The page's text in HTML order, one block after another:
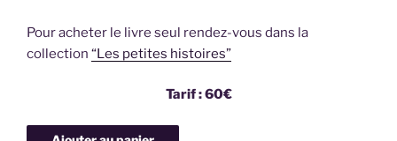
Pour acheter le livre seul rendez-vous dans la
collection “Les petites histoires”
Tarif : 60€